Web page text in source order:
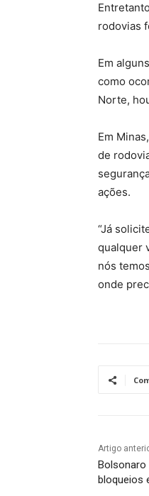
rodovias
Em
como
Norte,
Em
de
ações.
“Já
qualquer
nós
onde
Artigo
bloqueios